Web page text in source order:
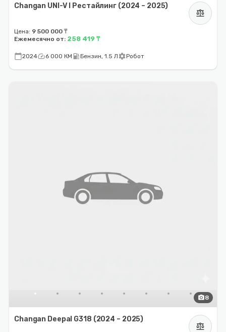
Changan UNI-V I Рестайлинг (2024 – 2025)
balance
Цена: 9 500 000 ₸
Ежемесячно от: 258 419 ₸
calendar_today2024speed6 000 КМ local_gas_stationБензин, 1.5 ЛsettingsРобот
photo_camera8
Changan Deepal G318 (2024 – 2025)
balance